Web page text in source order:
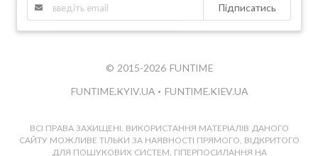
Підписатись
© 2015-2026 FUNTIME
FUNTIME.KYIV.UA • FUNTIME.KIEV.UA
ВСІ ПРАВА ЗАХИЩЕНІ. ВИКОРИСТАННЯ МАТЕРІАЛІВ ДАНОГО
САЙТУ МОЖЛИВЕ ТІЛЬКИ ЗА НАЯВНОСТІ ПРЯМОГО, ВІДКРИТОГО
ДЛЯ ПОШУКОВИХ СИСТЕМ, ГІПЕРПОСИЛАННЯ НА